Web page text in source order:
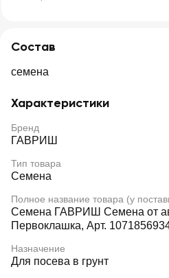
Состав
семена
Характеристики
Бренд
ГАВРИШ
Тип товара
Семена
Полное название товара (у
Семена ГАВРИШ Семена от
Первоклашка, Арт.
Назначение
Для посева в грунт